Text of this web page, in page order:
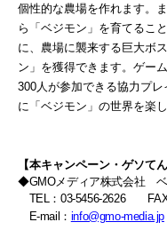
個性的な農場を作れます。
ら「ベジモン」を育てるこ
に、農場に襲来する巨大ボ
ン」を獲得できます。ゲー
300人が参加できる協力プ
に「ベジモン」の世界を楽
【本キャンペーン・ゲソて
◆GMOメディア株式会社
TEL ： 03-5456-2626
E-mail ： info@gmo-media.jp